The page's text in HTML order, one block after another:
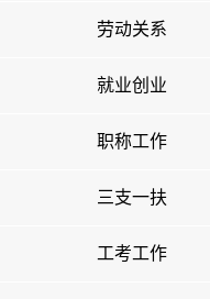
劳动关系
就业创业
职称工作
三支一扶
工考工作